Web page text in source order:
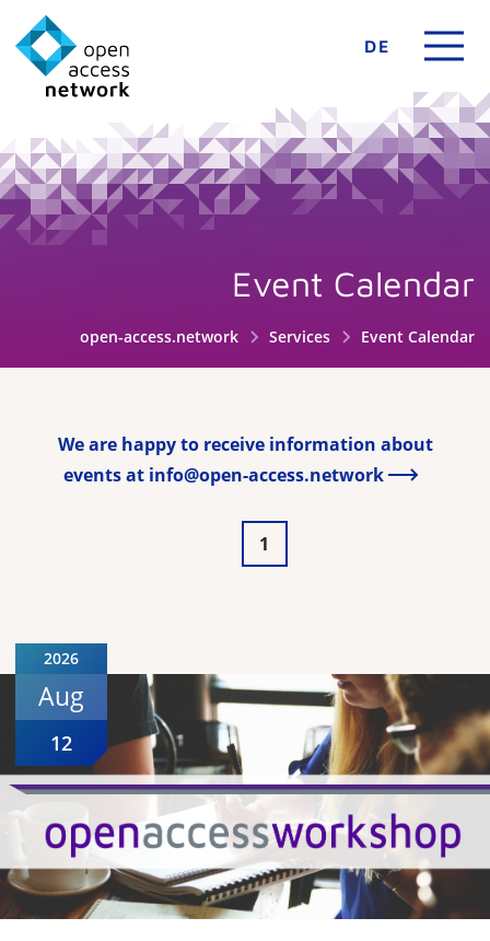
DE
Event Calendar
open-access.network Services Event Calendar
We are happy to receive information about
events at info@open-access.network
1
2026
Aug
12